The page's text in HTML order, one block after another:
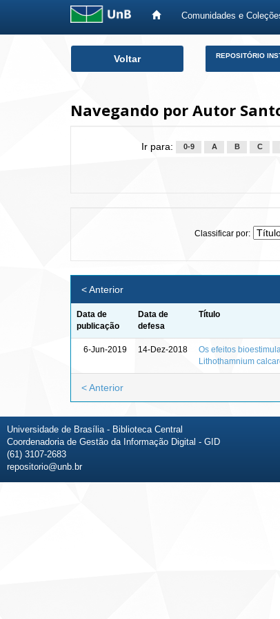
Comunidades e
Voltar REPOSITÓRIO
Navegando por Autor
Ir para: 0-9 A B C
Classificar por:
< Anterior
Data de
publicação
Data de
defesa
Título
6-Jun-2019 14-Dez-2018
Os efeitos
Lithothamnium
< Anterior
Universidade de Brasília - Biblioteca Central
Coordenadoria de Gestão da Informação Digital - GID
(61) 3107-2683
repositorio@unb.br